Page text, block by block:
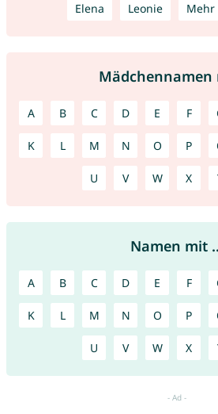
Elena Leonie
Mädchennamen
A B C D E F
K L M N O P
U V W X
Namen mit
A B C D E F
K L M N O P
U V W X